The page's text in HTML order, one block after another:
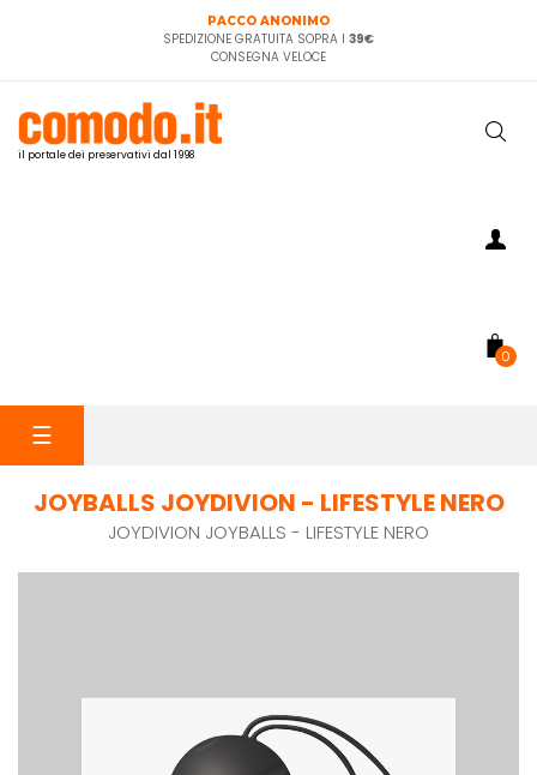
PACCO ANONIMO
SPEDIZIONE GRATUITA SOPRA I 39€
CONSEGNA VELOCE
il portale dei preservativi dal 1998
0
navigazione
☰
JOYBALLS JOYDIVION - LIFESTYLE NERO
JOYDIVION JOYBALLS - LIFESTYLE NERO